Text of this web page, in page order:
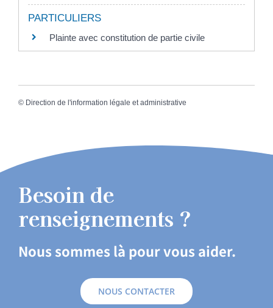
PARTICULIERS
Plainte avec constitution de partie civile
© Direction de l'information légale et administrative
Besoin de
renseignements ?
Nous sommes là pour vous aider.
NOUS CONTACTER